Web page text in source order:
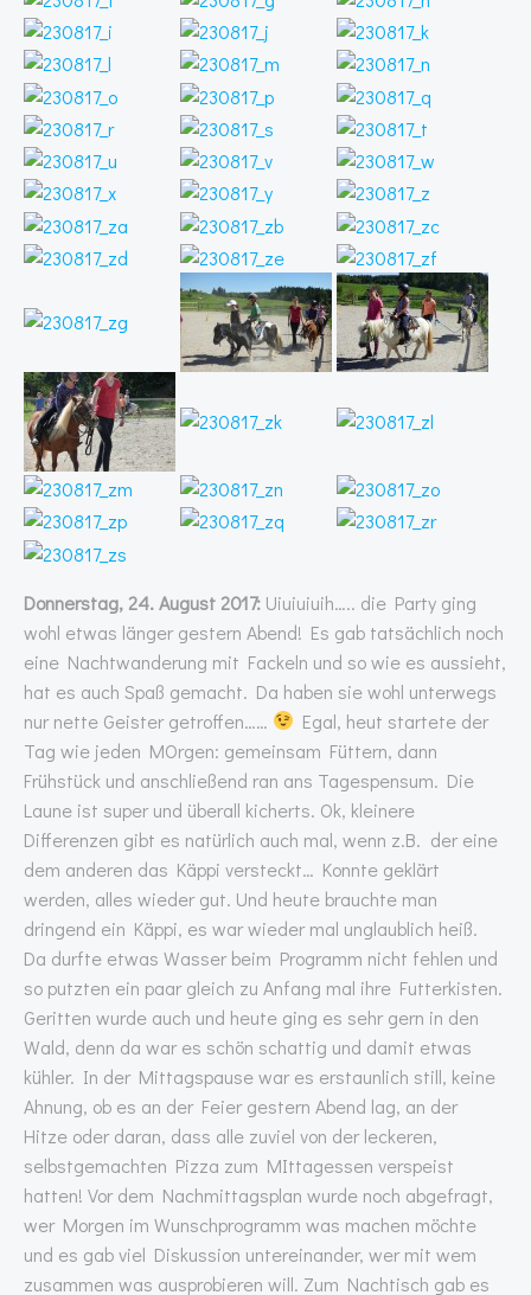
Donnerstag, 24. August 2017: Uiuiuiuih….. die Party ging
wohl etwas länger gestern Abend! Es gab tatsächlich noch
eine Nachtwanderung mit Fackeln und so wie es aussieht,
hat es auch Spaß gemacht. Da haben sie wohl unterwegs
nur nette Geister getroffen……
Egal, heut startete der
Tag wie jeden MOrgen: gemeinsam Füttern, dann
Frühstück und anschließend ran ans Tagespensum. Die
Laune ist super und überall kicherts. Ok, kleinere
Differenzen gibt es natürlich auch mal, wenn z.B. der eine
dem anderen das Käppi versteckt… Konnte geklärt
werden, alles wieder gut. Und heute brauchte man
dringend ein Käppi, es war wieder mal unglaublich heiß.
Da durfte etwas Wasser beim Programm nicht fehlen und
so putzten ein paar gleich zu Anfang mal ihre Futterkisten.
Geritten wurde auch und heute ging es sehr gern in den
Wald, denn da war es schön schattig und damit etwas
kühler. In der Mittagspause war es erstaunlich still, keine
Ahnung, ob es an der Feier gestern Abend lag, an der
Hitze oder daran, dass alle zuviel von der leckeren,
selbstgemachten Pizza zum MIttagessen verspeist
hatten! Vor dem Nachmittagsplan wurde noch abgefragt,
wer Morgen im Wunschprogramm was machen möchte
und es gab viel Diskussion untereinander, wer mit wem
zusammen was ausprobieren will. Zum Nachtisch gab es